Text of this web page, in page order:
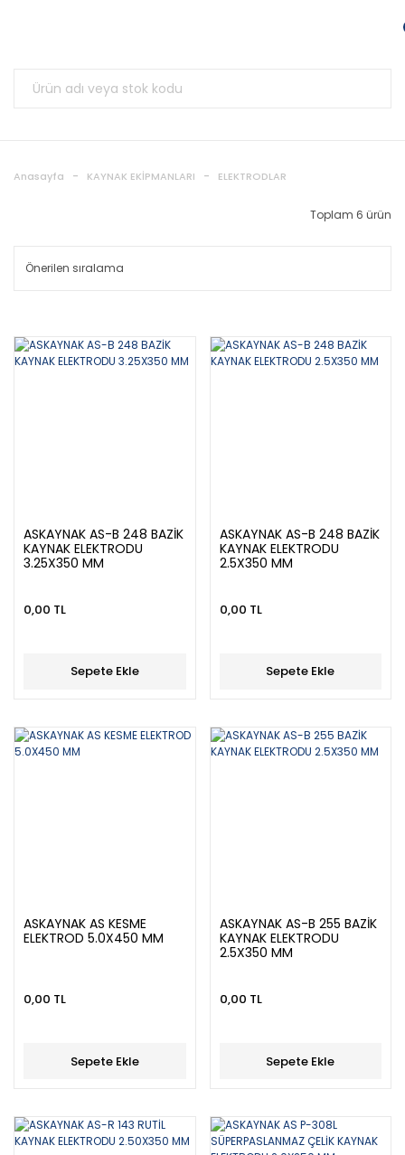
Anasayfa KAYNAK EKİPMANLARI ELEKTRODLAR
Toplam 6 ürün
ASKAYNAK AS-B 248 BAZİK
KAYNAK ELEKTRODU
3.25X350 MM
0,00 TL
Sepete Ekle
ASKAYNAK AS-B 248 BAZİK
KAYNAK ELEKTRODU
2.5X350 MM
0,00 TL
Sepete Ekle
ASKAYNAK AS KESME
ELEKTROD 5.0X450 MM
0,00 TL
Sepete Ekle
ASKAYNAK AS-B 255 BAZİK
KAYNAK ELEKTRODU
2.5X350 MM
0,00 TL
Sepete Ekle